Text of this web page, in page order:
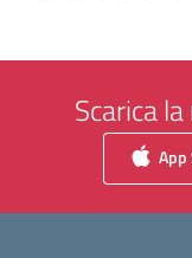
Scarica
App